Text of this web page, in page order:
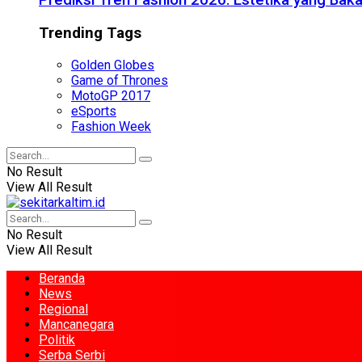
Trending Tags
Golden Globes
Game of Thrones
MotoGP 2017
eSports
Fashion Week
No Result
View All Result
No Result
View All Result
Beranda
News
Regional
Mancanegara
Politik
Serba Serbi